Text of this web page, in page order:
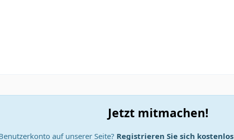
Jetzt mitmachen!
auf unserer Seite? Registrieren Sie sich kostenlos